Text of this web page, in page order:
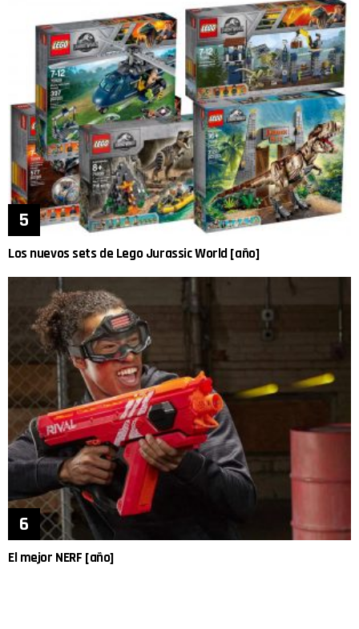
Los nuevos sets de Lego Jurassic World [año]
El mejor NERF [año]